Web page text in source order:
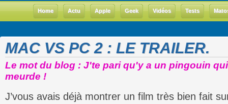
Home Actu Apple Geek Vidéos Tests
MAC VS PC 2 : LE TRAILER.
Le mot du blog : J'te pari qu'y a un pingouin
meurde !
J’vous avais déjà montrer un film très bien fait